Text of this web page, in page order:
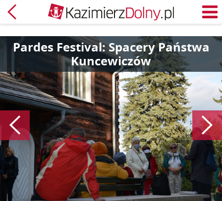
Powrót
Pardes Festival: Spacery Państwa
Kuncewiczów
Poprzedni